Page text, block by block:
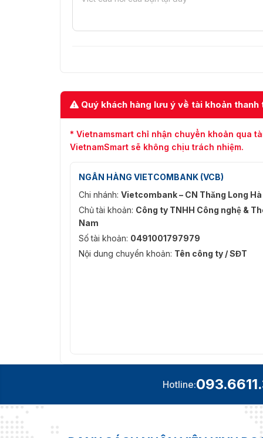
Quý khách hàng lưu ý về tài khoản thanh
* Vietnamsmart chỉ nhận chuyển khoản qua
VietnamSmart sẽ không chịu trách nhiệm.
NGÂN HÀNG VIETCOMBANK (VCB)
Chi nhánh: Vietcombank – CN Thăng Long Hà
Chủ tài khoản: Công ty TNHH Công nghệ &
Nam
Số tài khoản: 0491001797979
Nội dung chuyển khoản: Tên công ty / SĐT
Hotline: